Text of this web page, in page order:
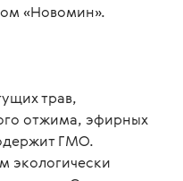
«Новомин».
трав,
отжима, эфирных
ГМО.
экологически